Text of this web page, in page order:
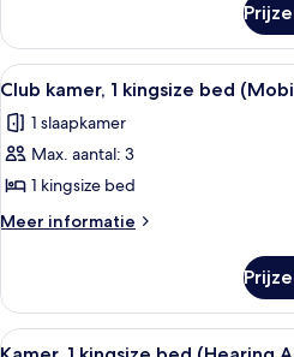
(Mobility
Accessible,
Roll-
in
Shower)
laden
2
queensize
bedden,
op
rivier
Accessible,
Roll-
in
Alle
foto's
voor
Club
kamer,
1
(Mobility
Accessible,
16
Club kamer, 1 kingsize bed
1 slaapkamer
Max. aantal: 3
1 kingsize bed
Meer informatie
Meer
kamer,
kingsize
Alle8